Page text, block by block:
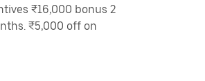
₹16,000 bonus 2
₹5,000 off on